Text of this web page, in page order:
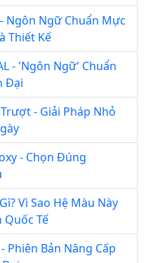
Ngôn Ngữ Chuẩn Mực
Thiết Kế
- 'Ngôn Ngữ' Chuẩn
Đại
- Giải Pháp Nhỏ
- Chọn Đúng
Vì Sao Hệ Màu Này
Quốc Tế
Phiên Bản Nâng Cấp